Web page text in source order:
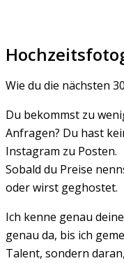
Wie du die nächsten
Du bekommst zu
Anfragen? Du hast
Instagram zu Posten.
Sobald du Preise
oder wirst geghostet.
Ich kenne genau
genau da, bis ich
Talent, sondern